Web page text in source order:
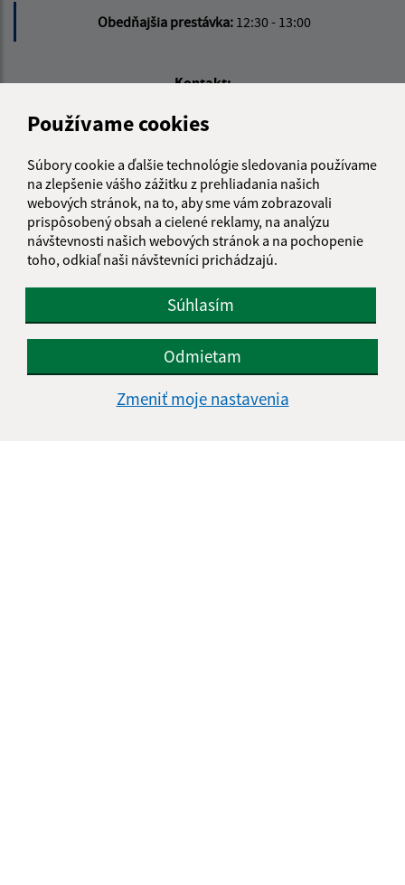
Používame cookies
Súbory cookie a ďalšie technológie sledovania používame
na zlepšenie vášho zážitku z prehliadania našich
webových stránok, na to, aby sme vám zobrazovali
prispôsobený obsah a cielené reklamy, na analýzu
návštevnosti našich webových stránok a na pochopenie
toho, odkiaľ naši návštevníci prichádzajú.
Súhlasím
Odmietam
Zmeniť moje nastavenia
Obedňajšia prestávka: 12:30 - 13:00
Kontakt:
Obecný úrad Rudnianska Lehota
972 26 Nitrianske Rudno
info@rudnianskalehota.sk
+421 46 5455 350
IČO: 00648566